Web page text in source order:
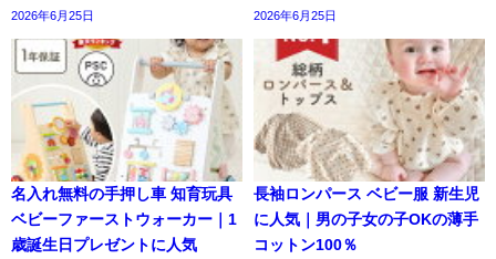
2026年6月25日 2026年6月25日
名入れ無料の手押し車 知育玩具
ベビーファーストウォーカー｜1
歳誕生日プレゼントに人気
長袖ロンパース ベビー服 新生児
に人気｜男の子女の子OKの薄手
コットン100％